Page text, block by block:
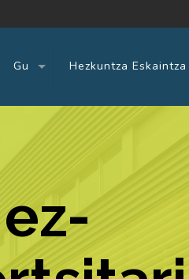
Gu Hezkuntza Eskaintza